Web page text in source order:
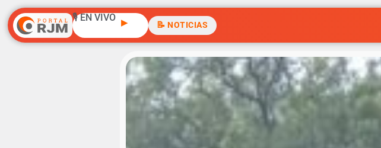
🎙️ EN VIVO ▶ 📝 NOTICIAS